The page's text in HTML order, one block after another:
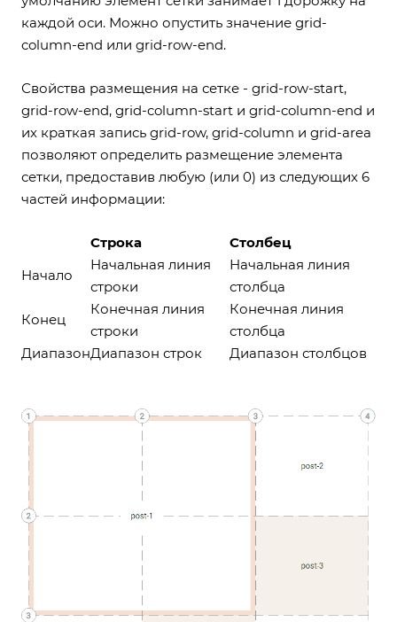
каждой оси. Можно опустить значение grid-
column-end или grid-row-end.
Свойства размещения на сетке - grid-row-start,
grid-row-end, grid-column-start и grid-column-end и
их краткая запись grid-row, grid-column и grid-area
позволяют определить размещение элемента
сетки, предоставив любую (или 0) из следующих 6
частей информации:
Строка
Столбец
Начало
Начальная линия
строки
Начальная линия
столбца
Конец
Конечная линия
строки
Конечная линия
столбца
ДиапазонДиапазон строк Диапазон столбцов